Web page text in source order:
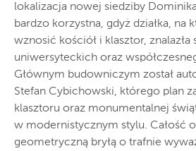
lokalizacja nowej siedziby
bardzo korzystna, gdyż działka, na
wznosić kościół i klasztor,
uniwersyteckich oraz
Głównym budowniczym został
Stefan Cybichowski, którego plan
klasztoru oraz monumentalnej
w modernistycznym stylu. Całość
geometryczną bryłą o trafnie